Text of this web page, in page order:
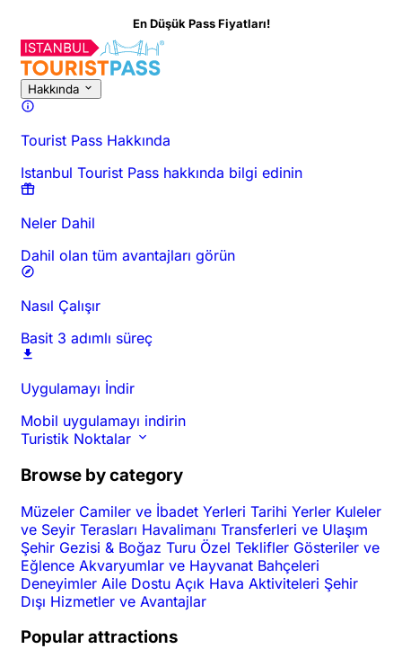
En Düşük Pass Fiyatları!
Hakkında
Tourist Pass Hakkında
Istanbul Tourist Pass hakkında bilgi edinin
Neler Dahil
Dahil olan tüm avantajları görün
Nasıl Çalışır
Basit 3 adımlı süreç
Uygulamayı İndir
Mobil uygulamayı indirin
Turistik Noktalar
Browse by category
Müzeler Camiler ve İbadet Yerleri Tarihi Yerler Kuleler
ve Seyir Terasları Havalimanı Transferleri ve Ulaşım
Şehir Gezisi & Boğaz Turu Özel Teklifler Gösteriler ve
Eğlence Akvaryumlar ve Hayvanat Bahçeleri
Deneyimler Aile Dostu Açık Hava Aktiviteleri Şehir
Dışı Hizmetler ve Avantajlar
Popular attractions